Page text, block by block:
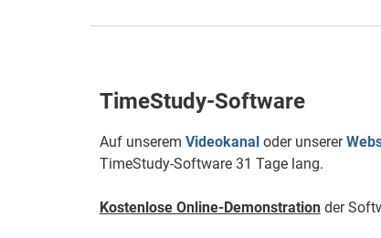
TimeStudy-Software
Auf unserem Videokanal oder unserer
TimeStudy-Software 31 Tage lang.
Kostenlose Online-Demonstrationder